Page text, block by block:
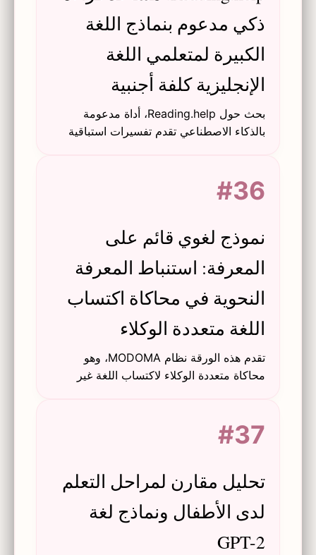
ذكي مدعوم بنماذج اللغة
الكبيرة لمتعلمي اللغة
الإنجليزية كلفة أجنبية
بحث حول Reading.help، أداة مدعومة
بالذكاء الاصطناعي تقدم تفسيرات استباقية
#36
نموذج لغوي قائم على
المعرفة: استنباط المعرفة
النحوية في محاكاة اكتساب
اللغة متعددة الوكلاء
تقدم هذه الورقة نظام MODOMA، وهو
محاكاة متعددة الوكلاء لاكتساب اللغة غير
التفاعل.
#37
تحليل مقارن لمراحل التعلم
لدى الأطفال ونماذج لغة
GPT-2